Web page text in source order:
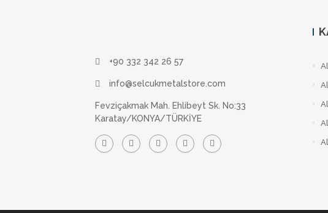
+90 332 342 26 57
info@selcukmetalstore.com
Fevziçakmak Mah. Ehlibeyt Sk. No:33
Karatay/KONYA/TÜRKİYE